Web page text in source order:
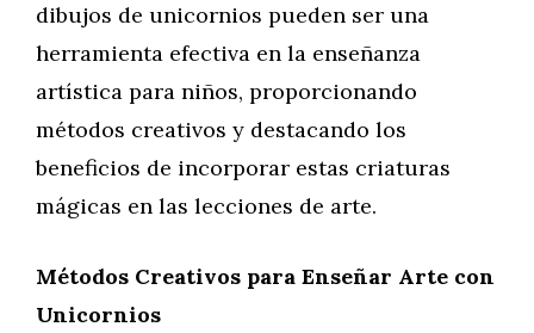
dibujos de unicornios pueden ser una
herramienta efectiva en la enseñanza
artística para niños, proporcionando
métodos creativos y destacando los
beneficios de incorporar estas criaturas
mágicas en las lecciones de arte.
Métodos Creativos para Enseñar Arte con
Unicornios